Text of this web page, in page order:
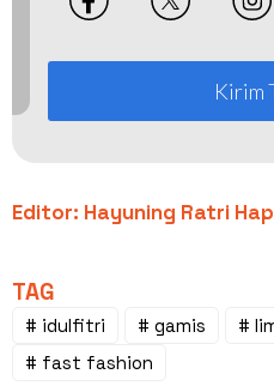
Kirim
Editor: Hayuning Ratri
TAG
# idulfitri # gamis #
# fast fashion